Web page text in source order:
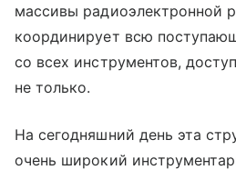
массивы радиоэлектронной
координирует всю
со всех инструментов,
не только.
На сегодняшний день эта
очень широкий